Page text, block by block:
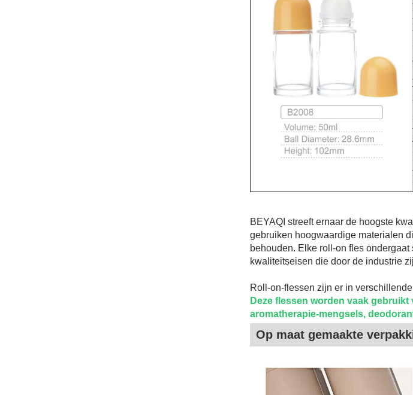
BEYAQI streeft ernaar de hoogste
gebruiken hoogwaardige materialen
behouden. Elke roll-on fles
kwaliteitseisen die door de industrie
Roll-on-flessen zijn er in
Deze flessen worden vaak
aromatherapie-mengsels,
Op maat gemaakte